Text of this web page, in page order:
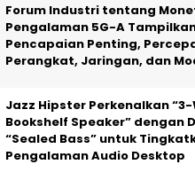
Forum Industri tentang
Pengalaman 5G-A
Pencapaian Penting,
Perangkat, Jaringan, dan
Jazz Hipster Perkenalkan
Bookshelf Speaker” dengan
“Sealed Bass” untuk
Pengalaman Audio Desktop